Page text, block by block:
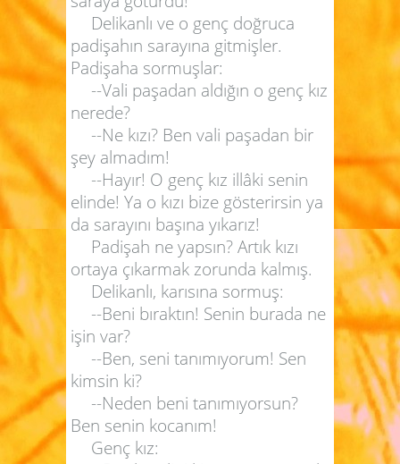
Delikanlı ve o genç doğruca
padişahın sarayına gitmişler.
Padişaha sormuşlar:
--Vali paşadan aldığın o genç kız
nerede?
--Ne kızı? Ben vali paşadan bir
şey almadım!
--Hayır! O genç kız illâki senin
elinde! Ya o kızı bize gösterirsin ya
da sarayını başına yıkarız!
Padişah ne yapsın? Artık kızı
ortaya çıkarmak zorunda kalmış.
Delikanlı, karısına sormuş:
--Beni bıraktın! Senin burada ne
işin var?
--Ben, seni tanımıyorum! Sen
kimsin ki?
--Neden beni tanımıyorsun?
Ben senin kocanım!
Genç kız: